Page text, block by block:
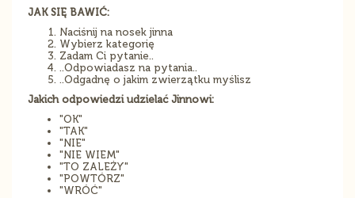
JAK SIĘ BAWIĆ:
Naciśnij na nosek jinna
Wybierz kategorię
Zadam Ci pytanie..
..Odpowiadasz na pytania..
..Odgadnę o jakim zwierzątku myślisz
Jakich odpowiedzi udzielać Jinnowi:
"OK"
"TAK"
"NIE"
"NIE WIEM"
"TO ZALEŻY"
"POWTÓRZ"
"WRÓĆ"